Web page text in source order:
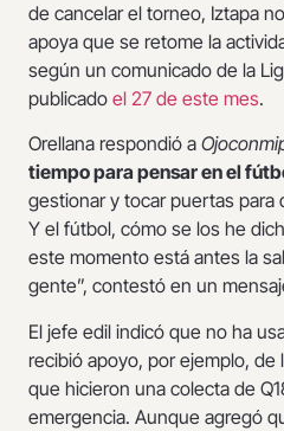
de cancelar el torneo, Iztapa
apoya que se retome la
según un comunicado de la
publicado el 27 de este mes.
Orellana respondió a
tiempo para pensar en el
gestionar y tocar puertas para
Y el fútbol, cómo se los he
este momento está antes la
gente”, contestó en un
El jefe edil indicó que no ha
recibió apoyo, por ejemplo,
que hicieron una colecta de
emergencia. Aunque agregó